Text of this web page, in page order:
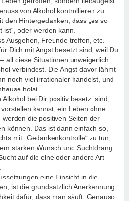
von Alkohol kontrollieren zu
den Hintergedanken, dass „es so
oder werden kann.
Ausgehen, Freunde treffen, etc.
Dich mit Angst besetzt sind, weil Du
all diese Situationen unweigerlich
verbindest. Die Angst davor lähmt
noch viel irrationaler handelst, und
holst.
bei Dir positiv besetzt sind,
kannst, ein Leben ohne
werden die positiven Seiten der
können. Das ist dann einfach so,
mit „Gedankenkontrolle“ zu tun,
starken Wunsch und Suchtdrang
auf die eine oder andere Art
eine Einsicht in die
ist die grundsätzlich Anerkennung
dafür, dass man säuft. Genauso